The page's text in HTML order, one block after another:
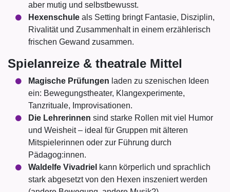
aber mutig und selbstbewusst.
Hexenschule als Setting bringt Fantasie, Disziplin,
Rivalität und Zusammenhalt in einem erzählerisch
frischen Gewand zusammen.
Spielanreize & theatrale Mittel
Magische Prüfungen laden zu szenischen Ideen
ein: Bewegungstheater, Klangexperimente,
Tanzrituale, Improvisationen.
Die Lehrerinnen sind starke Rollen mit viel Humor
und Weisheit – ideal für Gruppen mit älteren
Mitspielerinnen oder zur Führung durch
Pädagog:innen.
Waldelfe Vivadriel kann körperlich und sprachlich
stark abgesetzt von den Hexen inszeniert werden